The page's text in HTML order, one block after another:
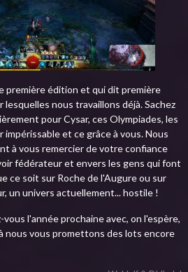
première édition et qui dit première
nous travaillons déjà. Sachez
pour Cysar, ces Olympiades, les
et ce grâce à vous. Nous
à vous remercier de votre confiance
fédérateur et envers les gens qui font
ce soit sur Roche de l'Augure ou sur
un univers actuellement... hostile !
l'année prochaine avec, on l'espère,
nous vous promettons des lots encore